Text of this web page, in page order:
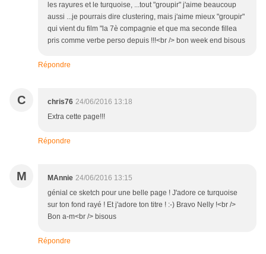
les rayures et le turquoise, ...tout "groupir" j'aime beaucoup
aussi ...je pourrais dire clustering, mais j'aime mieux "groupir"
qui vient du film "la 7è compagnie et que ma seconde fillea
pris comme verbe perso depuis !!!<br /> bon week end bisous
Répondre
C chris76 24/06/2016 13:18
Extra cette page!!!
Répondre
M MAnnie 24/06/2016 13:15
génial ce sketch pour une belle page ! J'adore ce turquoise
sur ton fond rayé ! Et j'adore ton titre ! :-) Bravo Nelly !<br />
Bon a-m<br /> bisous
Répondre